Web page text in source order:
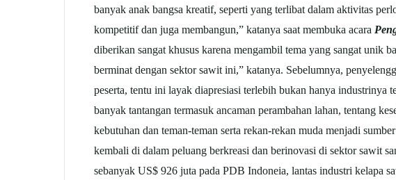
banyak anak bangsa kreatif, seperti yang terlibat dalam aktivitas
kompetitif dan juga membangun,” katanya saat membuka acara
diberikan sangat khusus karena mengambil tema yang sangat unik
berminat dengan sektor sawit ini,” katanya. Sebelumnya,
peserta, tentu ini layak diapresiasi terlebih bukan hanya industrinya
banyak tantangan termasuk ancaman perambahan lahan, tentang
kebutuhan dan teman-teman serta rekan-rekan muda menjadi
kembali di dalam peluang berkreasi dan berinovasi di sektor sawit
sebanyak US$ 926 juta pada PDB Indoneia, lantas industri kelapa